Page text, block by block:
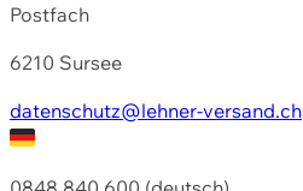
Postfach
6210 Sursee
datenschutz@lehner-versand.ch